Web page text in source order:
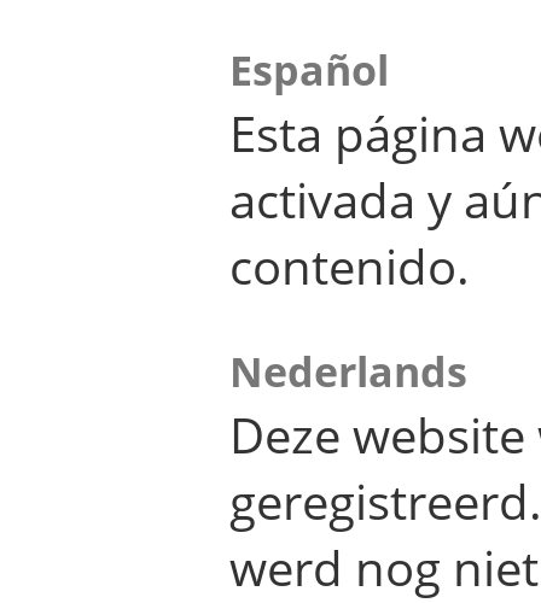
Español
Esta página
activada y
contenido.
Nederlands
Deze
werd nog